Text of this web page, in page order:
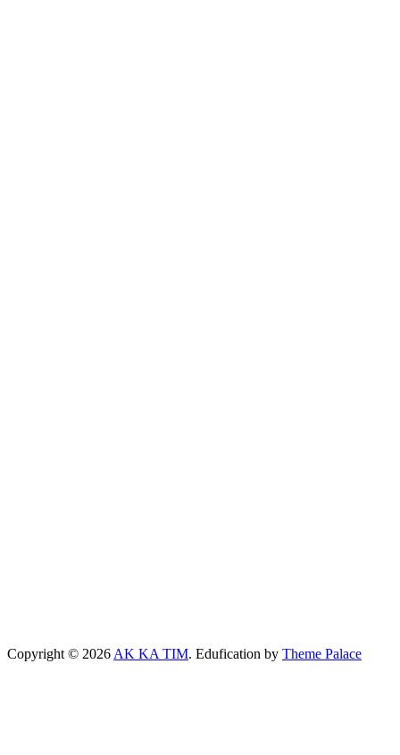
Copyright © 2026 AK KA TIM. Edufication by Theme Palace